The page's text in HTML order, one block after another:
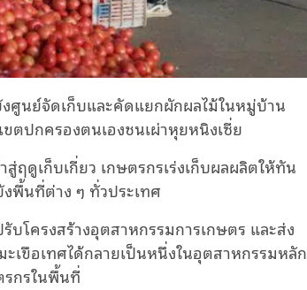
งศูนย์จัดเก็บและคัดแยกผักผลไม้ในหมู่บ้าน
ตปกครองตนเองชนเผ่าหุยหนิงเซี่ย
สู่ฤดูเก็บเกี่ยว เกษตรกรเร่งเก็บผลผลิตให้ทัน
พื้นที่ต่าง ๆ ทั่วประเทศ
บโครงสร้างอุตสาหกรรมการเกษตร และส่ง
เขือเทศได้กลายเป็นหนึ่งในอุตสาหกรรมหลัก
กรในพื้นที่